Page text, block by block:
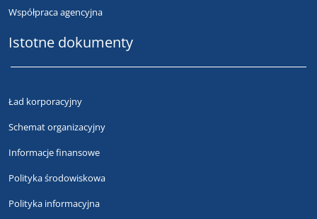
Współpraca agencyjna
Istotne dokumenty
Ład korporacyjny
Schemat organizacyjny
Informacje finansowe
Polityka środowiskowa
Polityka informacyjna